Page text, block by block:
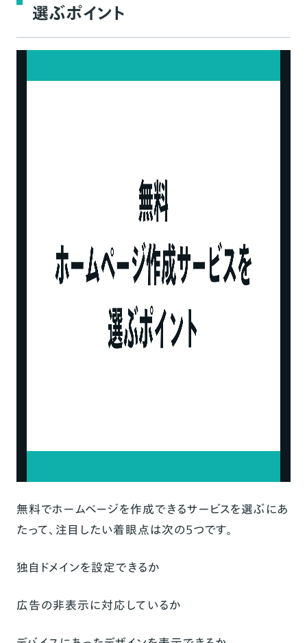
選ぶポイント
無料でホームページを作成できるサービスを選ぶにあ
たって、注目したい着眼点は次の5つです。
独自ドメインを設定できるか
広告の非表示に対応しているか